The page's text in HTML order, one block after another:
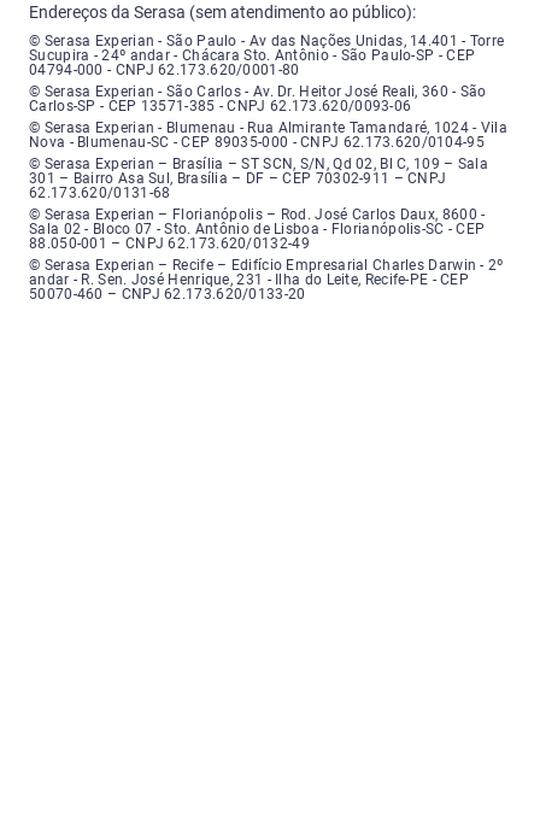
Endereços da Serasa (sem atendimento ao público):
Serasa Experian - São Paulo - Endereço: Avenida das Nações Unidas,
© Serasa Experian - São Paulo - Av das Nações Unidas, 14.401 - Torre
Sucupira - 24º andar - Chácara Sto. Antônio - São Paulo-SP - CEP
04794-000 - CNPJ 62.173.620/0001-80
Serasa Experian - São Carlos - Endereço: Avenida Doutor Heitor José
© Serasa Experian - São Carlos - Av. Dr. Heitor José Reali, 360 - São
Carlos-SP - CEP 13571-385 - CNPJ 62.173.620/0093-06
Serasa Experian - Blumenau - Endereço: Rua Almirante Tamandaré,
© Serasa Experian - Blumenau - Rua Almirante Tamandaré, 1024 - Vila
Nova - Blumenau-SC - CEP 89035-000 - CNPJ 62.173.620/0104-95
Serasa Experian - Brasília, Endereço: Setor Comercial Norte, sem
© Serasa Experian – Brasília – ST SCN, S/N, Qd 02, Bl C, 109 – Sala
301 – Bairro Asa Sul, Brasília – DF – CEP 70302-911 – CNPJ
62.173.620/0131-68
Serasa Experian - Florianópolis, Endereço: Rodovia José Carlos, número
© Serasa Experian – Florianópolis – Rod. José Carlos Daux, 8600 -
Sala 02 - Bloco 07 - Sto. Antônio de Lisboa - Florianópolis-SC - CEP
88.050-001 – CNPJ 62.173.620/0132-49
Serasa Experian - Recife, Endereço: Edifício Empresarial Charles Darwin,
© Serasa Experian – Recife – Edifício Empresarial Charles Darwin - 2º
andar - R. Sen. José Henrique, 231 - Ilha do Leite, Recife-PE - CEP
50070-460 – CNPJ 62.173.620/0133-20